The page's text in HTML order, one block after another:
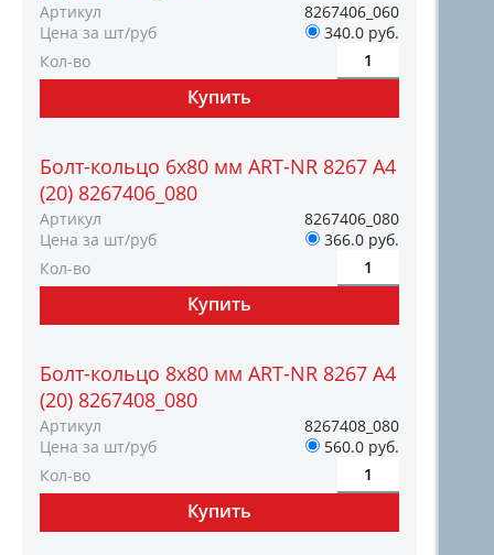
Артикул
8267406_060
Цена за шт/руб
340.0 руб.
Кол-во
Болт-кольцо 6х80 мм ART-NR 8267 A4
(20) 8267406_080
Артикул
8267406_080
Цена за шт/руб
366.0 руб.
Кол-во
Болт-кольцо 8х80 мм ART-NR 8267 A4
(20) 8267408_080
Артикул
8267408_080
Цена за шт/руб
560.0 руб.
Кол-во